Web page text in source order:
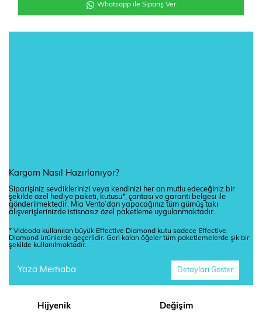
Whatsapp ile Sipariş Ver
Kargom Nasıl Hazırlanıyor?
Siparişiniz sevdiklerinizi veya kendinizi her an mutlu edeceğiniz bir
şekilde özel hediye paketi, kutusu*, çantası ve garanti belgesi ile
gönderilmektedir. Mia Vento’dan yapacağınız tüm gümüş takı
alışverişlerinizde istisnasız özel paketleme uygulanmaktadır.
* Videoda kullanılan büyük Effective Diamond kutu sadece Effective
Diamond ürünlerde geçerlidir. Geri kalan öğeler tüm paketlemelerde şık bir
şekilde kullanılmaktadır.
Yaza Merhaba Detayları Göster
Hijyenik
Değişim